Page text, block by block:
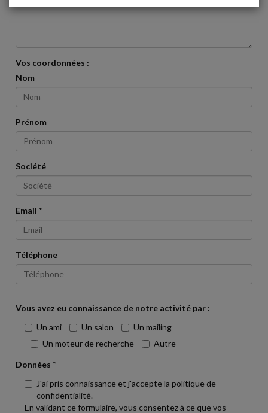
Vos coordonnées :
Nom
Prénom
Société
Email *
Téléphone
Vous avez eu connaissance de notre activité par :
Un ami
Un salon
Un mailing
Un moteur de recherche
Autre
Données *
J'ai pris connaissance et j'accepte la politique de
confidentialité.
En validant ce formulaire, vous consentez à ce que vos